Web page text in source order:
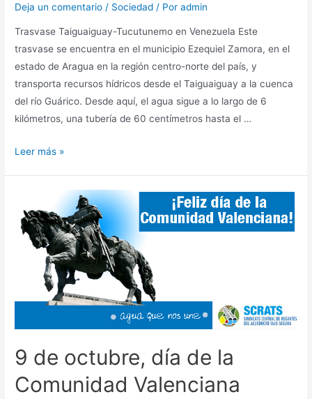
Deja un comentario / Sociedad / Poradmin
Trasvase Taiguaiguay-Tucutunemo en Venezuela Este
trasvase se encuentra en el municipio Ezequiel Zamora, en el
estado de Aragua en la región centro-norte del país, y
transporta recursos hídricos desde el Taiguaiguay a la cuenca
del río Guárico. Desde aquí, el agua sigue a lo largo de 6
kilómetros, una tubería de 60 centímetros hasta el …
Leer más »
9 de octubre, día de la
Comunidad Valenciana